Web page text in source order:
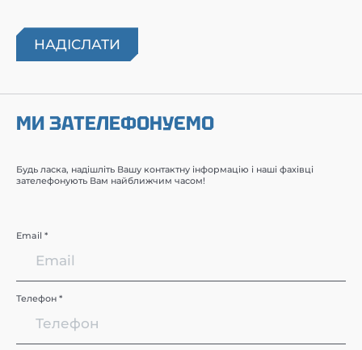
МИ ЗАТЕЛЕФОНУЄМО
Будь ласка, надішліть Вашу контактну інформацію і наші фахівці
зателефонують Вам найближчим часом!
Email *
Телефон *